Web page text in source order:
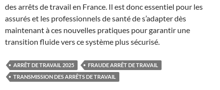
des arrêts de travail en France. Il est donc essentiel pour les
assurés et les professionnels de santé de s’adapter dès
maintenant à ces nouvelles pratiques pour garantir une
transition fluide vers ce système plus sécurisé.
ARRÊT DE TRAVAIL 2025
FRAUDE ARRÊT DE TRAVAIL
TRANSMISSION DES ARRÊTS DE TRAVAIL